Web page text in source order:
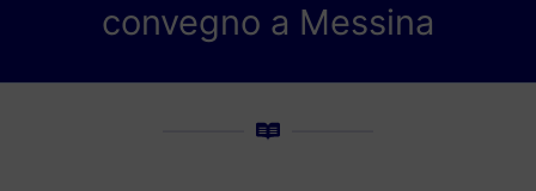
convegno a Messina